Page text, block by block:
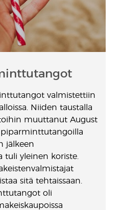
valmistettiin
Niiden taustalla
muuttanut August
piparminttutangoilla
jälkeen
yleinen koriste.
sitä tehtaissaan.
oli